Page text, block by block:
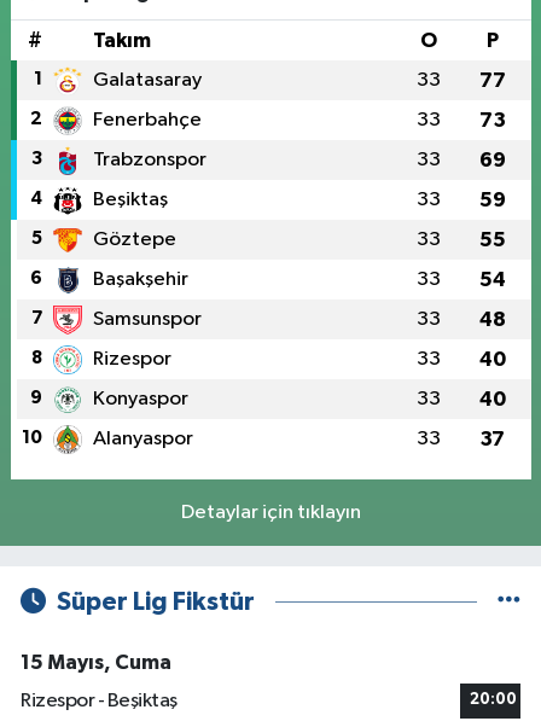
# Takım O P
1 Galatasaray 33 77
2 Fenerbahçe 33 73
3 Trabzonspor 33 69
4 Beşiktaş 33 59
5 Göztepe 33 55
6 Başakşehir 33 54
7 Samsunspor 33 48
8 Rizespor 33 40
9 Konyaspor 33 40
10 Alanyaspor 33 37
Detaylar için tıklayın
Süper Lig Fikstür
15 Mayıs, Cuma
Rizespor - Beşiktaş
20:00